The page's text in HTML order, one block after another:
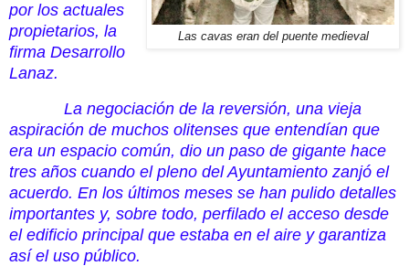
Las cavas eran del puente medieval
por los actuales
propietarios, la
firma Desarrollo
Lanaz.
La negociación de la reversión, una vieja
aspiración de muchos olitenses que entendían que
era un espacio común, dio un paso de gigante hace
tres años cuando el pleno del Ayuntamiento zanjó el
acuerdo. En los últimos meses se han pulido detalles
importantes y, sobre todo, perfilado el acceso desde
el edificio principal que estaba en el aire y garantiza
así el uso público.